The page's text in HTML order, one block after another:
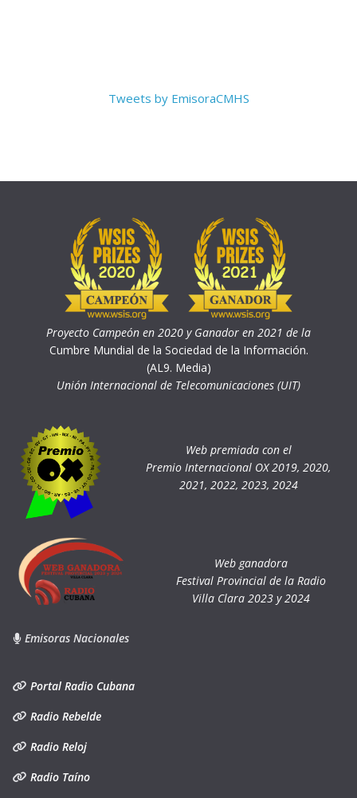
Tweets by EmisoraCMHS
Proyecto Campeón en 2020 y Ganador en 2021 de la
Cumbre Mundial de la Sociedad de la Información.
(AL9. Media)
Unión Internacional de Telecomunicaciones (UIT)
Web premiada con el
Premio Internacional OX 2019, 2020,
2021, 2022, 2023, 2024
Web ganadora
Festival Provincial de la Radio
Villa Clara 2023 y 2024
Emisoras Nacionales
Portal Radio Cubana
Radio Rebelde
Radio Reloj
Radio Taíno